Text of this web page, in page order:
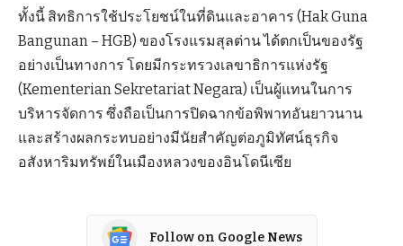
ทั้งนี้ สิทธิการใช้ประโยชน์ในที่ดินและอาคาร (Hak Guna
Bangunan – HGB) ของโรงแรมสุลต่าน ได้ตกเป็นของรัฐ
อย่างเป็นทางการ โดยมีกระทรวงเลขาธิการแห่งรัฐ
(Kementerian Sekretariat Negara) เป็นผู้แทนในการ
บริหารจัดการ ซึ่งถือเป็นการปิดฉากข้อพิพาทอันยาวนาน
และสร้างผลกระทบอย่างมีนัยสำคัญต่อภูมิทัศน์ธุรกิจ
อสังหาริมทรัพย์ในเมืองหลวงของอินโดนีเซีย
Follow on Google News